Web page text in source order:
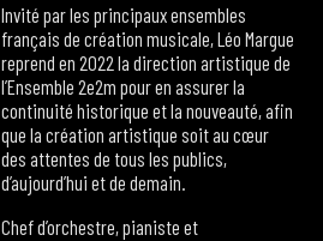
Invité par les principaux ensembles
français de création musicale, Léo Margue
reprend en 2022 la direction artistique de
l’Ensemble 2e2m pour en assurer la
continuité historique et la nouveauté, afin
que la création artistique soit au cœur
des attentes de tous les publics,
d’aujourd’hui et de demain.
Chef d’orchestre, pianiste et